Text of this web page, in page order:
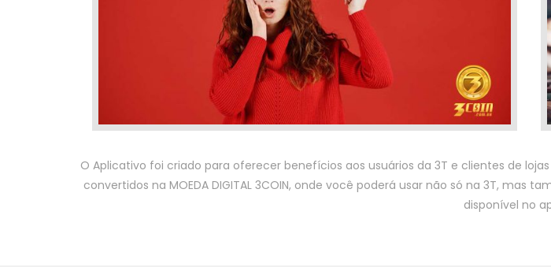
O Aplicativo foi criado para oferecer benefícios aos usuários da 3T e clientes de
convertidos na MOEDA DIGITAL 3COIN, onde você poderá usar não só na 3T,
disponível no